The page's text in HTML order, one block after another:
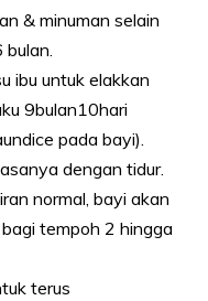
& minuman selain
bulan.
ibu untuk elakkan
9bulan10hari
pada bayi).
dengan tidur.
normal, bayi akan
tempoh 2 hingga
terus